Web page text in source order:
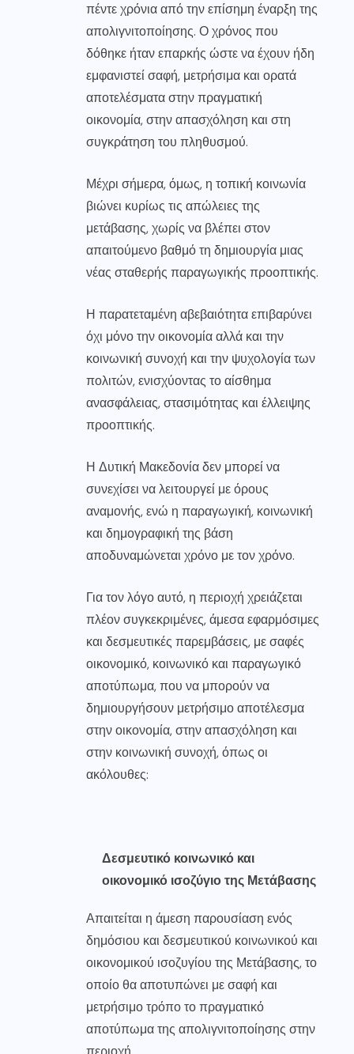
πέντε χρόνια από την επίσημη έναρξη της
απολιγνιτοποίησης. Ο χρόνος που
δόθηκε ήταν επαρκής ώστε να έχουν ήδη
εμφανιστεί σαφή, μετρήσιμα και ορατά
αποτελέσματα στην πραγματική
οικονομία, στην απασχόληση και στη
συγκράτηση του πληθυσμού.
Μέχρι σήμερα, όμως, η τοπική κοινωνία
βιώνει κυρίως τις απώλειες της
μετάβασης, χωρίς να βλέπει στον
απαιτούμενο βαθμό τη δημιουργία μιας
νέας σταθερής παραγωγικής προοπτικής.
Η παρατεταμένη αβεβαιότητα επιβαρύνει
όχι μόνο την οικονομία αλλά και την
κοινωνική συνοχή και την ψυχολογία των
πολιτών, ενισχύοντας το αίσθημα
ανασφάλειας, στασιμότητας και έλλειψης
προοπτικής.
Η Δυτική Μακεδονία δεν μπορεί να
συνεχίσει να λειτουργεί με όρους
αναμονής, ενώ η παραγωγική, κοινωνική
και δημογραφική της βάση
αποδυναμώνεται χρόνο με τον χρόνο.
Για τον λόγο αυτό, η περιοχή χρειάζεται
πλέον συγκεκριμένες, άμεσα εφαρμόσιμες
και δεσμευτικές παρεμβάσεις, με σαφές
οικονομικό, κοινωνικό και παραγωγικό
αποτύπωμα, που να μπορούν να
δημιουργήσουν μετρήσιμο αποτέλεσμα
στην οικονομία, στην απασχόληση και
στην κοινωνική συνοχή, όπως οι
ακόλουθες:
Δεσμευτικό κοινωνικό και
οικονομικό ισοζύγιο της Μετάβασης
Απαιτείται η άμεση παρουσίαση ενός
δημόσιου και δεσμευτικού κοινωνικού και
οικονομικού ισοζυγίου της Μετάβασης, το
οποίο θα αποτυπώνει με σαφή και
μετρήσιμο τρόπο το πραγματικό
αποτύπωμα της απολιγνιτοποίησης στην